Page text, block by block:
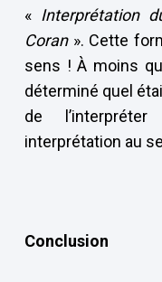
« Interprétation
Coran». Cette
sens ! À moins
déterminé quel
de
interprétation au
Conclusion